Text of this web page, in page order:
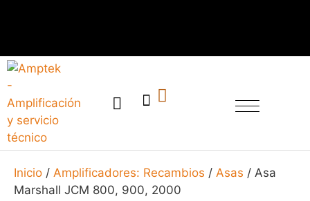
Inicio / Amplificadores: Recambios / Asas / Asa
Marshall JCM 800, 900, 2000